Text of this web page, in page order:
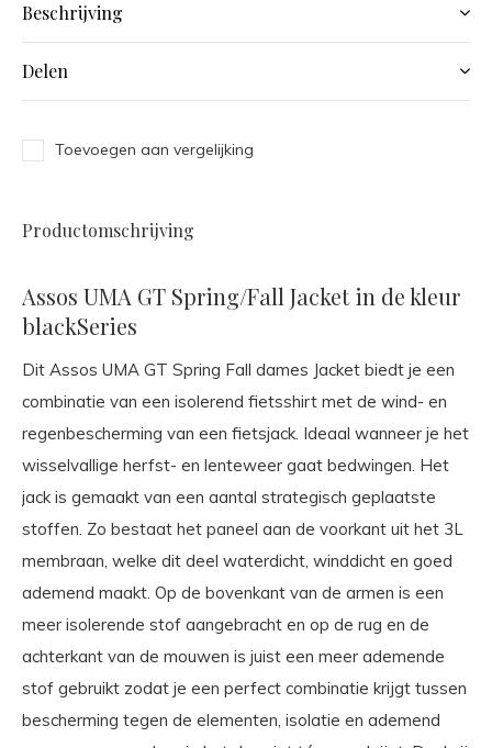
Beschrijving
Delen
Toevoegen aan vergelijking
Productomschrijving
Assos UMA GT Spring/Fall Jacket in de kleur
blackSeries
Dit Assos UMA GT Spring Fall dames Jacket biedt je een
combinatie van een isolerend fietsshirt met de wind- en
regenbescherming van een fietsjack. Ideaal wanneer je het
wisselvallige herfst- en lenteweer gaat bedwingen. Het
jack is gemaakt van een aantal strategisch geplaatste
stoffen. Zo bestaat het paneel aan de voorkant uit het 3L
membraan, welke dit deel waterdicht, winddicht en goed
ademend maakt. Op de bovenkant van de armen is een
meer isolerende stof aangebracht en op de rug en de
achterkant van de mouwen is juist een meer ademende
stof gebruikt zodat je een perfect combinatie krijgt tussen
bescherming tegen de elementen, isolatie en ademend